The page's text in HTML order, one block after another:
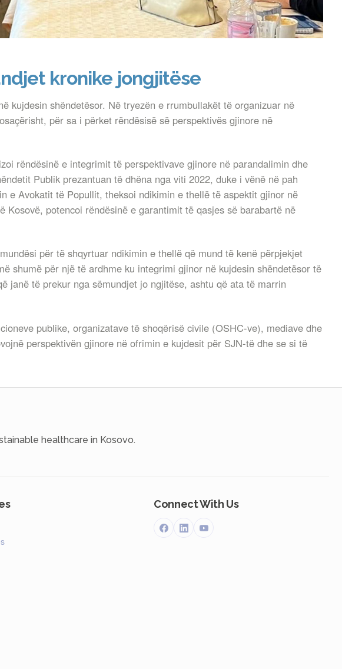
kronike jongjitëse
kujdesin shëndetësor. Në tryezën e rrumbullakët të organizuar në
për sa i përket rëndësisë së perspektivës gjinore në
rëndësinë e integrimit të perspektivave gjinore në parandalimin dhe
Publik prezantuan të dhëna nga viti 2022, duke i vënë në pah
e Avokatit të Popullit, theksoi ndikimin e thellë të aspektit gjinor në
potencoi rëndësinë e garantimit të qasjes së barabartë në
për të shqyrtuar ndikimin e thellë që mund të kenë përpjekjet
shumë për një të ardhme ku integrimi gjinor në kujdesin shëndetësor të
janë të prekur nga sëmundjet jo ngjitëse, ashtu që ata të marrin
publike, organizatave të shoqërisë civile (OSHC-ve), mediave dhe
perspektivën gjinore në ofrimin e kujdesit për SJN-të dhe se si të
healthcare in Kosovo.
Connect With Us